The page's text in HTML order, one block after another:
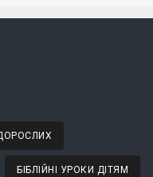
ДОРОСЛИХ
БІБЛІЙНІ УРОКИ ДІТЯМ